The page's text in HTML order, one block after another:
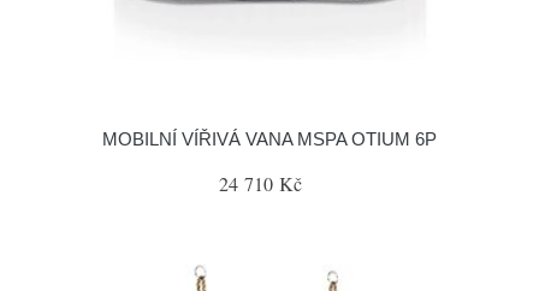
MOBILNÍ VÍŘIVÁ VANA MSPA OTIUM 6P
24 710 Kč